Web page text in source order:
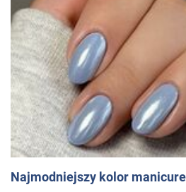
Najmodniejszy kolor